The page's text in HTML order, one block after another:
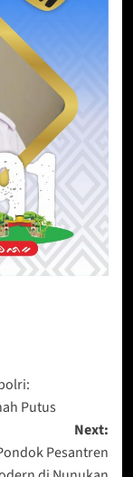
Putus
Next:
Pesantren